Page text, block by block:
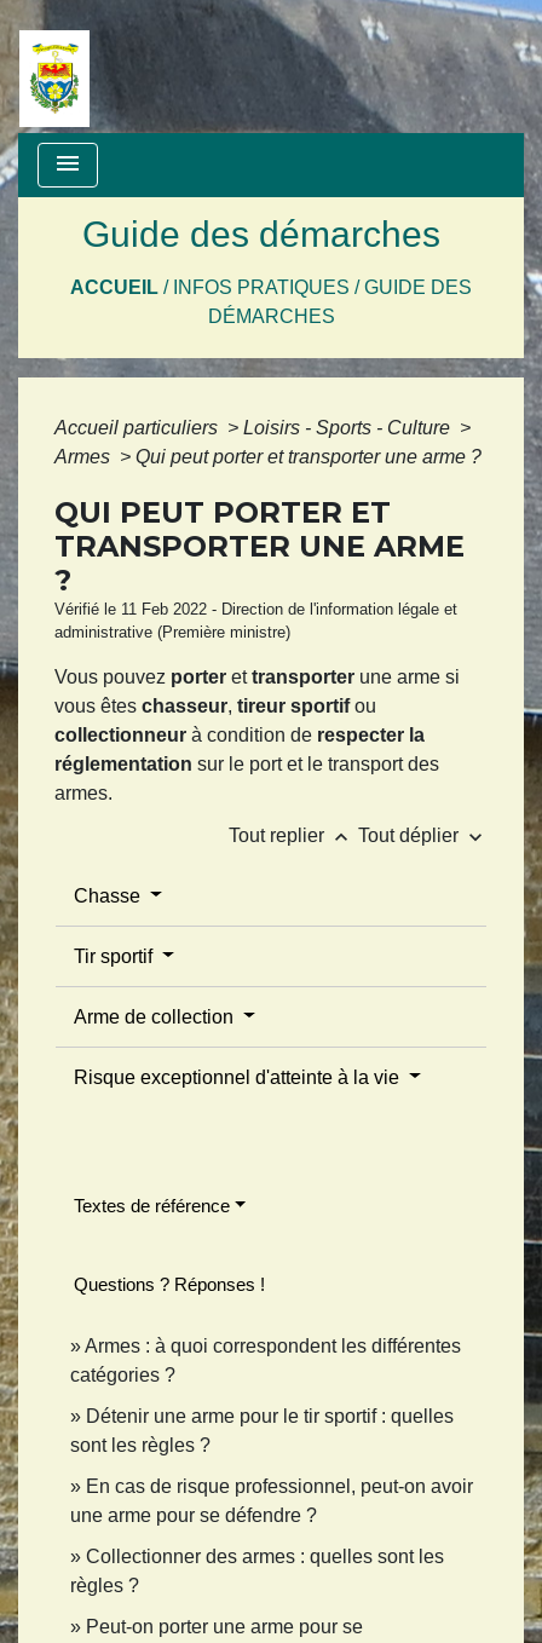
menu
Guide des démarches
ACCUEIL / INFOS PRATIQUES /GUIDE DES
DÉMARCHES
Accueil particuliers > Loisirs - Sports - Culture >
Armes > Qui peut porter et transporter une arme ?
QUI PEUT PORTER ET
TRANSPORTER UNE ARME
?
Vérifié le 11 Feb 2022 - Direction de l'information légale et
administrative (Première ministre)
Vous pouvez porter ettransporter une arme si
vous êtes chasseur, tireur sportifou
collectionneur à condition de respecter la
réglementation sur le port et le transport des
armes.
Tout replier keyboard_arrow_up Tout déplier keyboard_arrow_down
Chasse
Tir sportif
Arme de collection
Risque exceptionnel d'atteinte à la vie
Textes de référence
Questions ? Réponses !
Armes : à quoi correspondent les différentes
catégories ?
Détenir une arme pour le tir sportif : quelles
sont les règles ?
En cas de risque professionnel, peut-on avoir
une arme pour se défendre ?
Collectionner des armes : quelles sont les
règles ?
Peut-on porter une arme pour se